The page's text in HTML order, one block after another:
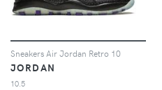
Sneakers Air Jordan Retro 10
JORDAN
10.5